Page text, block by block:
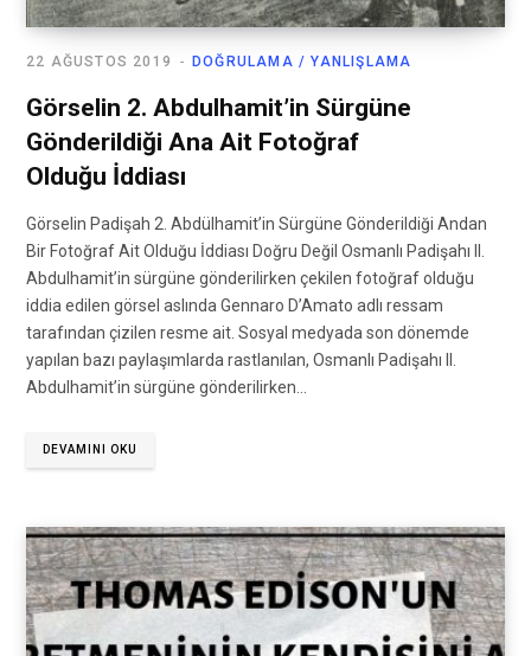
DOĞRULAMA / YANLIŞLAMA
22 AĞUSTOS 2019
Görselin 2. Abdulhamit’in Sürgüne
Gönderildiği Ana Ait Fotoğraf
Olduğu İddiası
Görselin Padişah 2. Abdülhamit’in Sürgüne Gönderildiği Andan
Bir Fotoğraf Ait Olduğu İddiası Doğru Değil Osmanlı Padişahı II.
Abdulhamit’in sürgüne gönderilirken çekilen fotoğraf olduğu
iddia edilen görsel aslında Gennaro D’Amato adlı ressam
tarafından çizilen resme ait. Sosyal medyada son dönemde
yapılan bazı paylaşımlarda rastlanılan, Osmanlı Padişahı II.
Abdulhamit’in sürgüne gönderilirken…
DEVAMINI OKU